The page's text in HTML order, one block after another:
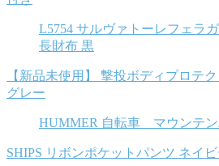
L5754 サルヴァトーレフェラ
長財布 黒
【新品未使用】 撃投ボディプロテ
グレー
HUMMER 自転車 マウンテン
SHIPS リボンポケットパンツ ネイ